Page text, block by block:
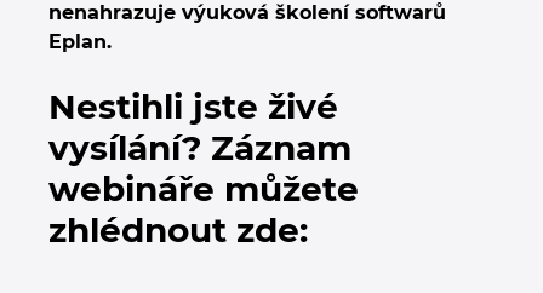
nenahrazuje výuková školení softwarů
Eplan.
Nestihli jste živé
vysílání? Záznam
webináře můžete
zhlédnout zde:
Litva
Maďarsko
Malajsie